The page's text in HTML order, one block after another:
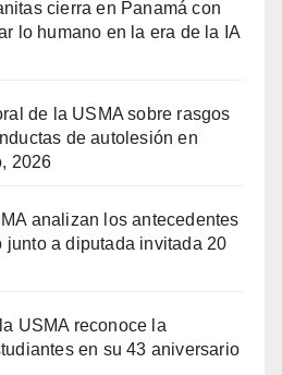
cierra en Panamá con
lo humano en la era de la IA
de la USMA sobre rasgos
de autolesión en
2026
analizan los antecedentes
junto a diputada invitada 20
USMA reconoce la
en su 43 aniversario